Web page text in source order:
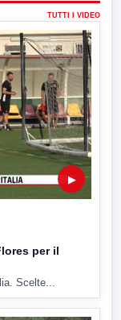
TUTTI I VIDEO
▶
per il
Scelte...